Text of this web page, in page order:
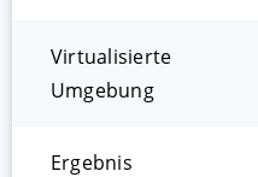
Virtualisierte
Umgebung
Ergebnis